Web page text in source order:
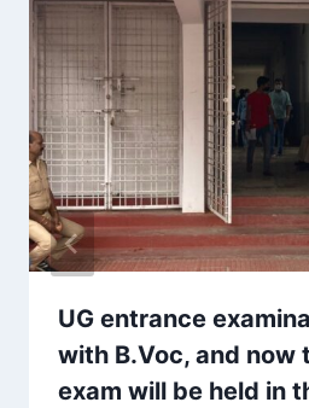
UG entrance
with B.Voc, and now
exam will be held in